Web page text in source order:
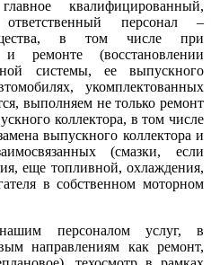
квалифицированный,
персонал –
в том числе при
ремонте (восстановлении
системы, ее выпускного
укомплектованных
выполняем не только ремонт
коллектора, в том числе
выпускного коллектора и
(смазки, если
еще топливной, охлаждения,
в собственном моторном
персоналом услуг, в
направлениям как ремонт,